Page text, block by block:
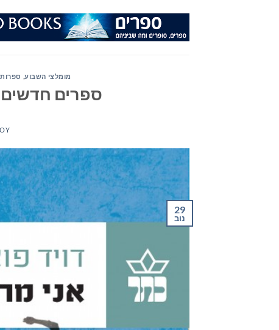
מומלצי השבוע,
ספרים חדשים –
29
נוב